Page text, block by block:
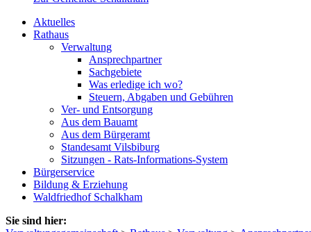
Aktuelles
Rathaus
Verwaltung
Ansprechpartner
Sachgebiete
Was erledige ich wo?
Steuern, Abgaben und Gebühren
Ver- und Entsorgung
Aus dem Bauamt
Aus dem Bürgeramt
Standesamt Vilsbiburg
Sitzungen - Rats-Informations-System
Bürgerservice
Bildung & Erziehung
Waldfriedhof Schalkham
Sie sind hier: